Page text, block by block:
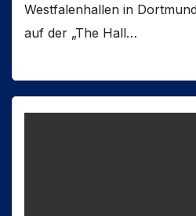
Westfalenhallen in
auf der „The Hall…